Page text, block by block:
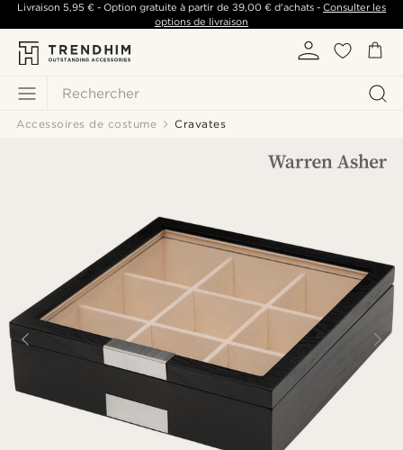
Rechercher
Livraison 5,95 €- Option gratuite à partir de 39,00 €d'achats -Consulter les
options de livraison
Accessoires de costume Cravates